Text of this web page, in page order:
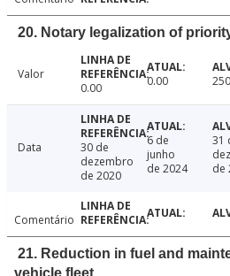
20. Notary legalization of
Valor
0.00
0.00
Data
30 de
dezembro
de 2020
6 de
junho
de 2024
31
de
Comentário
21. Reduction in fuel and